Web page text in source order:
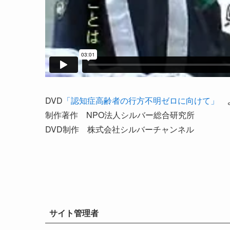
DVD 「認知症高齢者の行方不明ゼロに向けて」
制作著作 NPO法人シルバー総合研究所
DVD制作 株式会社シルバーチャンネル
サイト管理者